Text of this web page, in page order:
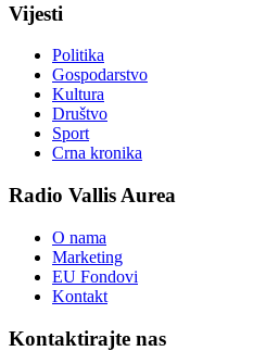
Vijesti
Politika
Gospodarstvo
Kultura
Društvo
Sport
Crna kronika
Radio Vallis Aurea
O nama
Marketing
EU Fondovi
Kontakt
Kontaktirajte nas